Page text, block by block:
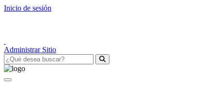
Inicio de sesión
Administrar Sitio